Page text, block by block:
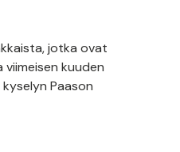
jotka ovat
kuuden
Paason